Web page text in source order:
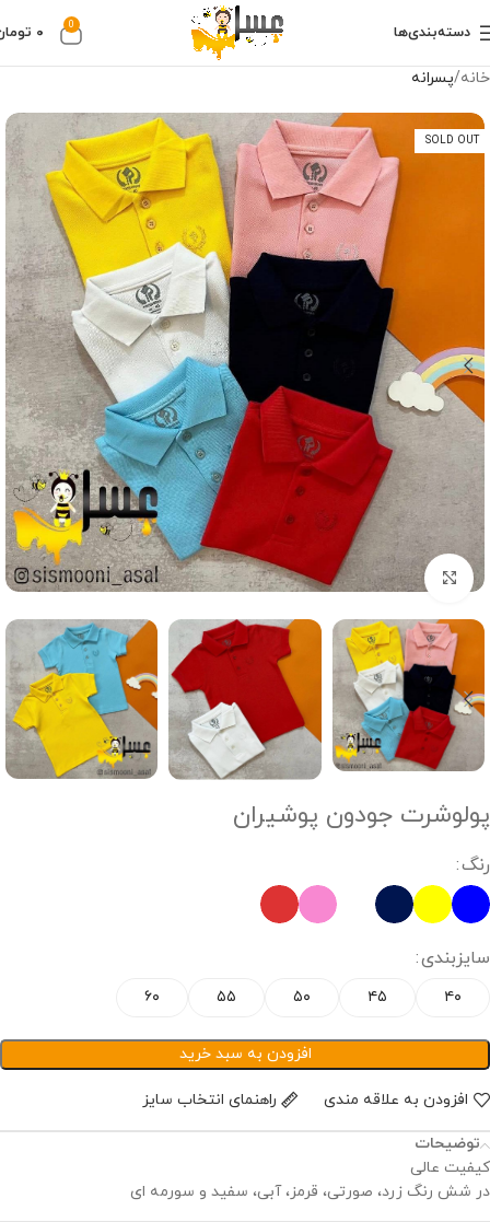
دسته‌بندی‌ها 0 ۰
خانه پسرانه
SOLD OUT
Click to enlarge
پولوشرت جودون پوشیران
رنگ
سایزبندی
۴۰ ۴۵ ۵۰ ۵۵ ۶۰
افزودن به سبد خرید
افزودن به علاقه مندی راهنمای انتخاب سایز
توضیحات
کیفیت عالی
در شش رنگ زرد، صورتی، قرمز، آبی، سفید و سورمه ای